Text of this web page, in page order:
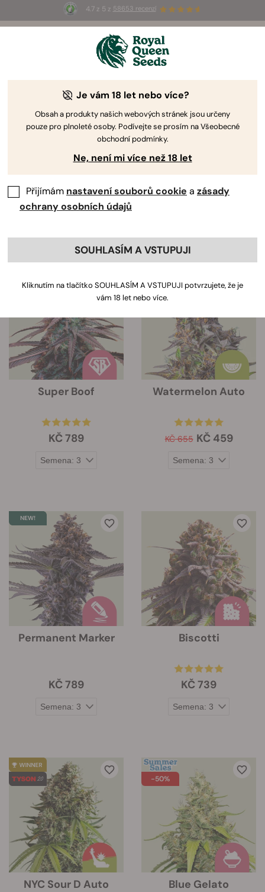
4.7 z 5 z 58653 recenzí
-Pouze po omezenou dobu!
2d 15h 44m 58s
Semena Marihuany Cali Weed
Naše nabídka USA Premium Semínek obsahuje
legendární genetiky původem ze Západního Pobřeží
USA. Tyto odrůdy mají potenciál vyprodukovat
obrovské množství THC, skvělé výnosy a také se
mohou pochlubit úžasnými terpenovými profily.
Třídit podle
informace o vlastnostech každé
odrůdy. Tyto informace budou
79 Produkty
Super Boof
KČ 789
-30%
Watermelon Auto
KČ 655 KČ 459
Permanent Marker
KČ 789
Biscotti
KČ 739
NYC Sour D Auto
-50%
Blue Gelato
Je vám 18 let nebo více?
Obsah a produkty našich webových stránek jsou určeny
pouze pro plnoleté osoby. Podívejte se prosím na Všeobecné
obchodní podmínky.
Ne, není mi více než 18 let
Přijímám nastavení souborů cookie a zásady
ochrany osobních údajů
SOUHLASÍM A VSTUPUJI
Kliknutím na tlačítko SOUHLASÍM A VSTUPUJI potvrzujete, že je
vám 18 let nebo více.